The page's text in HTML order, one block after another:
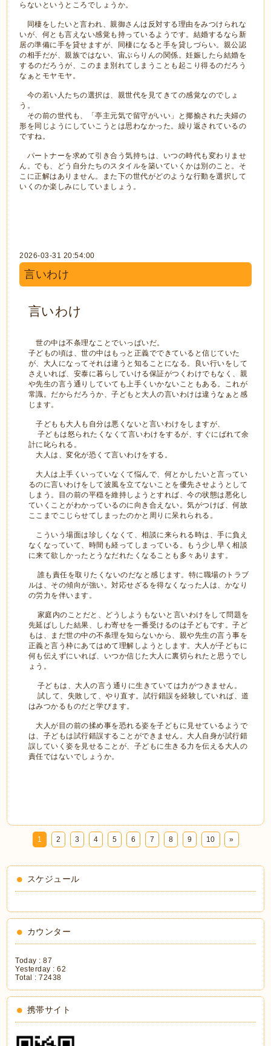
らないというところでしょうか。
同棲をしたいと言われ、親御さんは反対する理由をみつけられな
いが、何とも言えない感覚も持っているようです。結婚するなら新
居の準備に手を貸せますが、同棲になると手を貸しづらい。親公認
の相手だが、親族ではない、宙ぶらりんの関係。妊娠したら結婚を
するのだろうが、このまま別れてしまうことも起こり得るのだろう
なぁとモヤモヤ。
今の若い人たちの選択は、親世代を見てきての感覚なのでしょ
う。
その前の世代も、「亭主元気で留守がいい」と揶揄された夫婦の
形を同じようにしていこうとは思わなかった。繰り返されているの
ですね。
パートナーを求めて引き合う気持ちは、いつの時代も変わりませ
ん。でも、どう自分たちのスタイルを築いていくかは別のこと。そ
こに正解はありません。また下の世代がどのような行動を選択して
いくのか楽しみにしていましょう。
2026-03-31 20:54:00
言いわけ
言いわけ
世の中は不条理なことでいっぱいだ。
子どもの頃は、世の中はもっと正義でできていると信じていた
が、大人になってそれは違うと知ることになる。良い行いをして
さえいれば、安泰に暮らしていける保証がつくわけでもなく、親
や先生の言う通りしていても上手くいかないこともある。これが
常識。だからだろうか、子どもと大人の言いわけは違うなぁと感
じます。
子どもも大人も自分は悪くないと言いわけをしますが、
子どもは怒られたくなくて言いわけをするが、すぐにばれて余
計に叱られる。
大人は、変化が恐くて言いわけをする。
大人は上手くいっていなくて悩んで、何とかしたいと言ってい
るのに言いわけをして波風を立てないことを優先させようとして
しまう。目の前の平穏を維持しようとすれば、今の状態は悪化し
ていくことがわかっているのに向き合えない。気がつけば、何故
ここまでこじらせてしまったのかと周りに呆れられる。
こういう場面は珍しくなくて、相談に来られる時は、手に負え
なくなっていて、時間も経ってしまっている。もう少し早く相談
に来て欲しかったとうなだれたくなることも多々あります。
誰も責任を取りたくないのだなと感じます。特に職場のトラブ
ルは、その傾向が強い。対応せざるを得なくなった人は、かなり
の労力を伴います。
家庭内のことだと、どうしようもないと言いわけをして問題を
先延ばしした結果、しわ寄せを一番受けるのは子どもです。子ど
もは、まだ世の中の不条理を知らないから、親や先生の言う事を
正義と言う枠にあてはめて理解しようとします。大人が子どもに
何も伝えずにいれば、いつか信じた大人に裏切られたと思うでし
ょう。
子どもは、大人の言う通りに生きていては力がつきません。
試して、失敗して、やり直す。試行錯誤を経験していれば、道
はみつかるものだと学びます。
大人が目の前の揉め事を恐れる姿を子どもに見せているようで
は、子どもは試行錯誤することができません。大人自身が試行錯
誤していく姿を見せることが、子どもに生きる力を伝える大人の
責任ではないでしょうか。
1 2 3 4 5 6 7 8 9 10 »
スケジュール
カウンター
Today :87
Yesterday :62
Total :72438
携帯サイト